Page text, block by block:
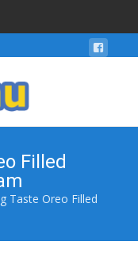
Filled
Taste Oreo Filled